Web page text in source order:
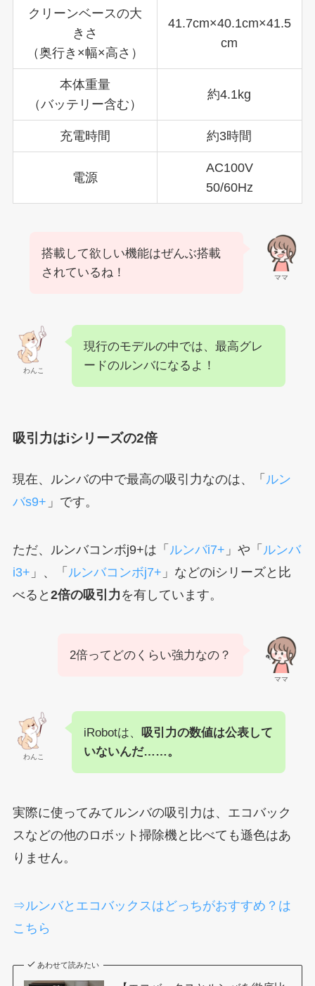
クリーンベースの大
きさ
（奥行き×幅×高さ）
41.7cm×40.1cm×41.5
cm
本体重量
（バッテリー含む）
約4.1kg
充電時間 約3時間
電源
AC100V
50/60Hz
ママ
搭載して欲しい機能はぜんぶ搭載
されているね！
わんこ
現行のモデルの中では、最高グレ
ードのルンバになるよ！
吸引力はiシリーズの2倍
現在、ルンバの中で最高の吸引力なのは、「 ルン
バs9+ 」です。
ただ、ルンバコンボj9+は「 ルンバi7+ 」や「 ルンバ
i3+ 」、「 ルンバコンボj7+ 」などのiシリーズと比
べると 2倍の吸引力 を有しています。
ママ
2倍ってどのくらい強力なの？
わんこ
iRobotは、 吸引力の数値は公表して
いないんだ……。
実際に使ってみてルンバの吸引力は、エコバック
スなどの他のロボット掃除機と比べても遜色はあ
りません。
⇒ルンバとエコバックスはどっちがおすすめ？は
こちら
あわせて読みたい